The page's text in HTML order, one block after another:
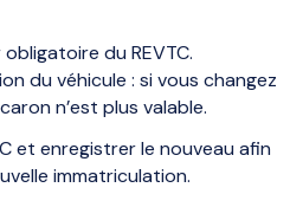
du REVTC.
du véhicule : si vous changez
n’est plus valable.
et enregistrer le nouveau afin
immatriculation.